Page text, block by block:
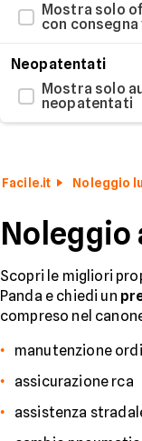
Mostra solo
con
Neopatentati
Mostra solo
neopatentati
Facile.it Noleggio
Scopri le migliori
Panda e chiedi un
compreso nel
manutenzione
assicurazione rca
assistenza